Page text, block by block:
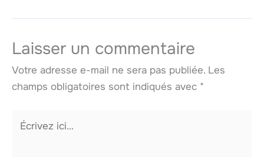
Laisser un commentaire
Votre adresse e-mail ne sera pas publiée. Les
champs obligatoires sont indiqués avec *
Écrivez